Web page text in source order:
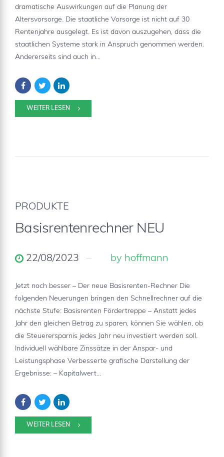
dramatische Auswirkungen auf die Planung der
Altersvorsorge. Die staatliche Vorsorge ist nicht auf 30
Rentenjahre ausgelegt. Es ist davon auszugehen, dass die
staatlichen Systeme stark in Anspruch genommen werden.
Andererseits sind auch in...
WEITER LESEN
PRODUKTE
Basisrentenrechner NEU
22/08/2023 by hoffmann
Jetzt noch besser – Der neue Basisrenten-Rechner Die
folgenden Neuerungen bringen den Schnellrechner auf die
nächste Stufe: Basisrenten Fördertreppe – Anstatt jedes
Jahr den gleichen Betrag zu sparen, können Sie wählen, ob
die Steuerersparnis jedes Jahr neu investiert werden soll.
Individuell wählbare Zinssätze in der Anspar- und
Leistungsphase Verbesserte grafische Darstellung der
Ergebnisse: – Kapitalwert...
WEITER LESEN